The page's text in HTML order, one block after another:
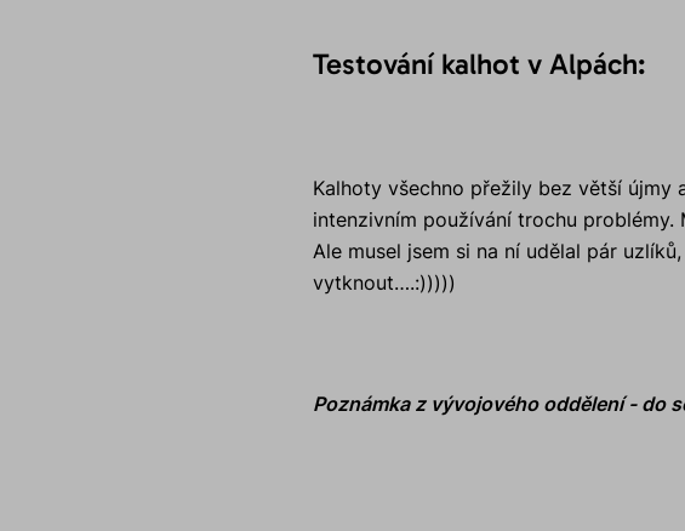
Testování kalhot v Alpách:
Kalhoty všechno přežily bez větší újmy
intenzivním používání trochu
Ale musel jsem si na ní udělal pár
vytknout….:)))))
Poznámka z vývojového oddělení - do